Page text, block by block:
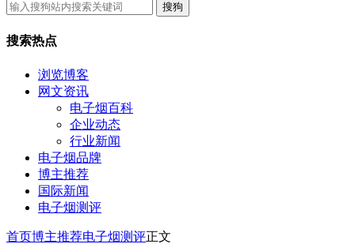
搜狗
搜索热点
浏览博客
网文资讯
电子烟百科
企业动态
行业新闻
电子烟品牌
博主推荐
国际新闻
电子烟测评
首页博主推荐电子烟测评正文